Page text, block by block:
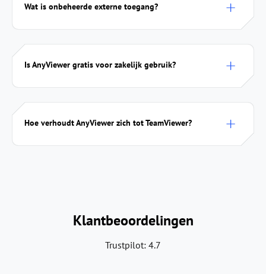
Wat is onbeheerde externe toegang?
Is AnyViewer gratis voor zakelijk gebruik?
Hoe verhoudt AnyViewer zich tot TeamViewer?
Klantbeoordelingen
Trustpilot: 4.7